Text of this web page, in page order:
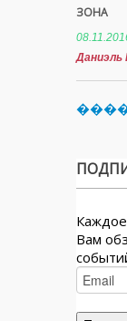
ЗОНА
Даниэль
Вам